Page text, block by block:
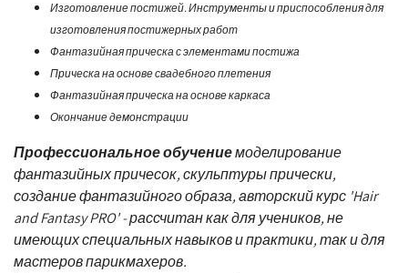
Изготовление постижей. Инструменты и приспособления для
изготовления постижерных работ
Фантазийная прическа с элементами постижа
Прическа на основе свадебного плетения
Фантазийная прическа на основе каркаса
Окончание демонстрации
Профессиональное обучениемоделирование
фантазийных причесок, скульптуры прически,
создание фантазийного образа, авторский курс 'Hair
and Fantasy PRO' - рассчитан как для учеников, не
имеющих специальных навыков и практики, так и для
мастеров парикмахеров.